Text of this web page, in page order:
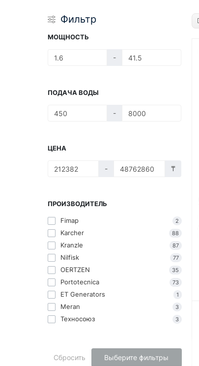
Фильтр
МОЩНОСТЬ
-
ПОДАЧА ВОДЫ
-
ЦЕНА
- ₸
ПРОИЗВОДИТЕЛЬ
Fimap 2
Karcher 88
Kranzle 87
Nilfisk 77
OERTZEN 35
Portotecnica 73
ET Generators 1
Meran 3
Техносоюз 3
Сбросить Выберите фильтры